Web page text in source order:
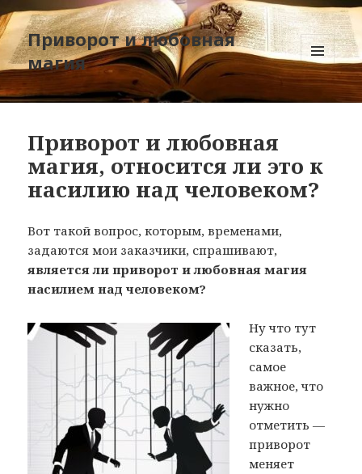
Приворот и любовная
магия
МЕНЮ
И
ВИДЖЕТЫ
Приворот и любовная
магия, относится ли это к
насилию над человеком?
Вот такой вопрос, которым, временами,
задаются мои заказчики, спрашивают,
является ли приворот и любовная магия
насилием над человеком?
Ну что тут
сказать,
самое
важное, что
нужно
отметить —
приворот
меняет